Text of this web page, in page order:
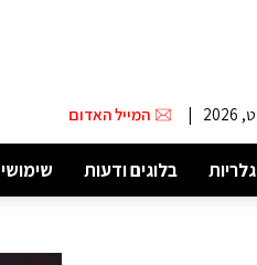
| המייל האדום
גלריות בלוגים ודעות שימושי